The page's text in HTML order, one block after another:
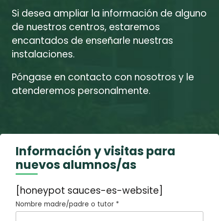
Si desea ampliar la información de alguno
de nuestros centros, estaremos
encantados de enseñarle nuestras
instalaciones.
Póngase en contacto con nosotros y le
atenderemos personalmente.
Información y visitas para
nuevos alumnos/as
[honeypot sauces-es-website]
Nombre madre/padre o tutor *